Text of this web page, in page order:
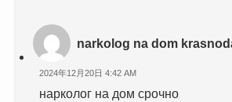
narkolog na dom
2024年12月20日 4:42 AM
нарколог на дом срочно